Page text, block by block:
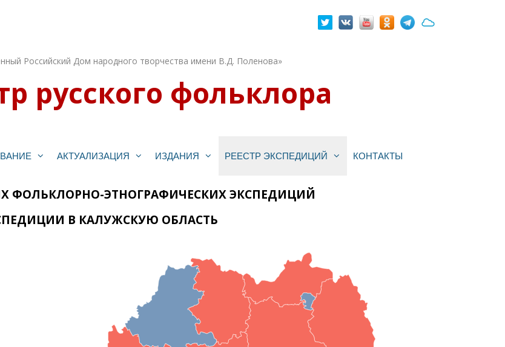
Российский Дом народного творчества имени В.Д. Поленова»
русского фольклора
АКТУАЛИЗАЦИЯ ИЗДАНИЯ РЕЕСТР ЭКСПЕДИЦИЙ КОНТАКТЫ
ФОЛЬКЛОРНО-ЭТНОГРАФИЧЕСКИХ ЭКСПЕДИЦИЙ
В КАЛУЖСКУЮ ОБЛАСТЬ